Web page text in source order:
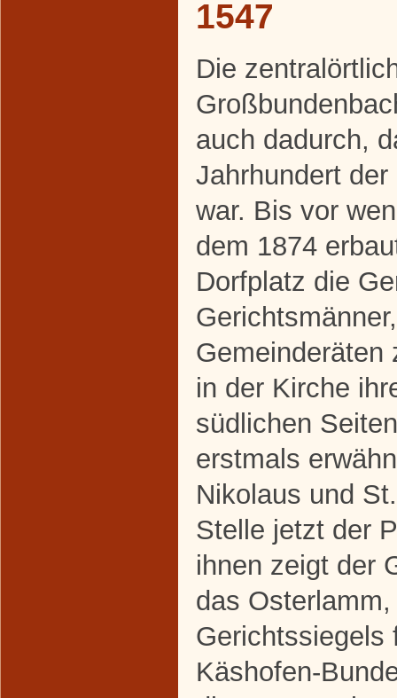
1547
Die
auch dadurch,
Jahrhundert
war. Bis vor
dem 1874
Dorfplatz die
Gemeinderäten
in der Kirche
südlichen
erstmals
Nikolaus und
Stelle jetzt der
ihnen zeigt der
das
Gerichtssiegels
Käshofen-